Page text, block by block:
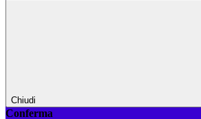
Chiudi
Conferma